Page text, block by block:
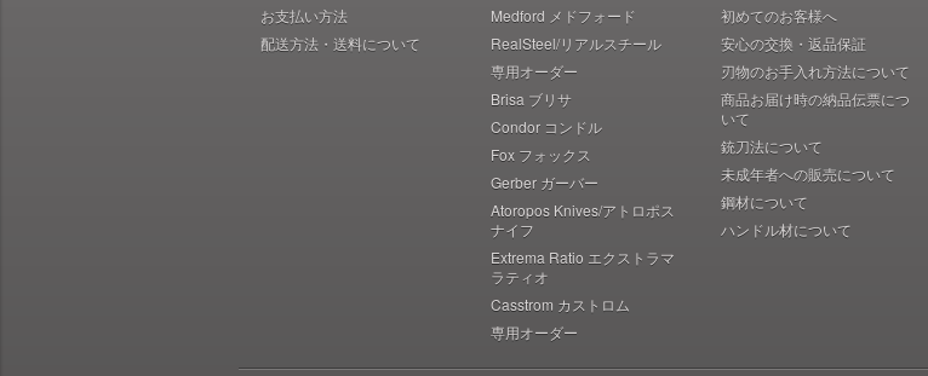
Ka-Bar Becker ケーバー ベッカ
ー
お支払い方法
配送方法・送料について
Medford メドフォード
RealSteel/リアルスチール
専用オーダー
Brisa ブリサ
Condor コンドル
Fox フォックス
Gerber ガーバー
Atoropos Knives/アトロポス
ナイフ
Extrema Ratio エクストラマ
ラティオ
Casstrom カストロム
専用オーダー
初めてのお客様へ
安心の交換・返品保証
刃物のお手入れ方法について
商品お届け時の納品伝票につ
いて
銃刀法について
未成年者への販売について
鋼材について
ハンドル材について